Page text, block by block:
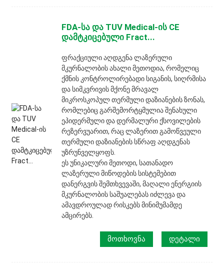
FDA-სა და TUV Medical-ის CE
დამტკიცებული Fract...
ფრაქციული აღდგენა ლაზერული
მკურნალობის ახალი მეთოდია, რომელიც
ქმნის კონტროლირებადი სიგანის, სიღრმისა
და სიმკვრივის მქონე მრავალ
მიკროსკოპულ თერმული დაზიანების ზონას,
რომლებიც გარშემორტყმულია შენახული
ეპიდერმული და დერმალური ქსოვილების
რეზერვუარით, რაც ლაზერით გამოწვეული
თერმული დაზიანების სწრაფ აღდგენას
უზრუნველყოფს.
ეს უნიკალური მეთოდი, სათანადო
ლაზერული მიწოდების სისტემებით
დანერგვის შემთხვევაში, მაღალი ენერგიის
მკურნალობის საშუალებას იძლევა და
ამავდროულად რისკებს მინიმუმამდე
ამცირებს.
ᲛᲝᲗᲮᲝᲕᲜᲐ ᲓᲔᲢᲐᲚᲘ